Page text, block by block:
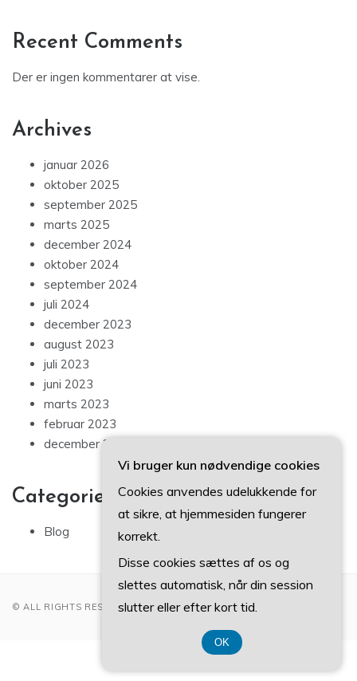
Recent Comments
Der er ingen kommentarer at vise.
Archives
januar 2026
oktober 2025
september 2025
marts 2025
december 2024
oktober 2024
september 2024
juli 2024
december 2023
august 2023
juli 2023
juni 2023
marts 2023
februar 2023
december 2022
Categories
Blog
© ALL RIGHTS RESERVED 2022
Vi bruger kun nødvendige cookies
Cookies anvendes udelukkende for
at sikre, at hjemmesiden fungerer
korrekt.
Disse cookies sættes af os og
slettes automatisk, når din session
slutter eller efter kort tid.
OK